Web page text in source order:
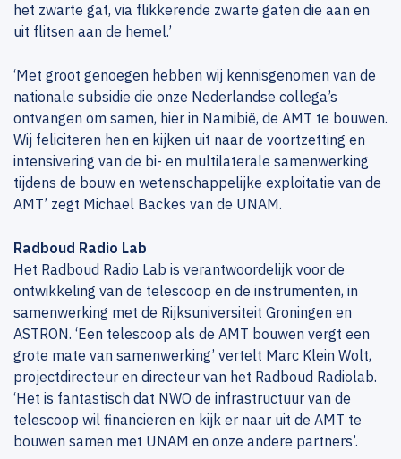
het zwarte gat, via flikkerende zwarte gaten die aan en
uit flitsen aan de hemel.’
‘Met groot genoegen hebben wij kennisgenomen van de
nationale subsidie die onze Nederlandse collega’s
ontvangen om samen, hier in Namibië, de AMT te bouwen.
Wij feliciteren hen en kijken uit naar de voortzetting en
intensivering van de bi- en multilaterale samenwerking
tijdens de bouw en wetenschappelijke exploitatie van de
AMT’ zegt Michael Backes van de UNAM.
Radboud Radio Lab
Het Radboud Radio Lab is verantwoordelijk voor de
ontwikkeling van de telescoop en de instrumenten, in
samenwerking met de Rijksuniversiteit Groningen en
ASTRON. ‘Een telescoop als de AMT bouwen vergt een
grote mate van samenwerking’ vertelt Marc Klein Wolt,
projectdirecteur en directeur van het Radboud Radiolab.
‘Het is fantastisch dat NWO de infrastructuur van de
telescoop wil financieren en kijk er naar uit de AMT te
bouwen samen met UNAM en onze andere partners’.